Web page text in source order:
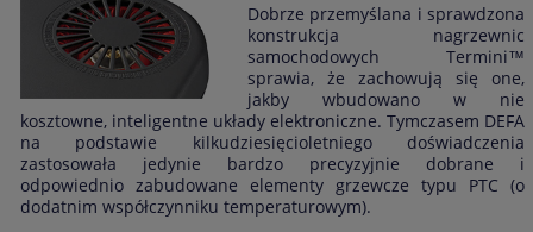
Dobrze przemyślana i sprawdzona
konstrukcja nagrzewnic
samochodowych Termini™
sprawia, że zachowują się one,
jakby wbudowano w nie
kosztowne, inteligentne układy elektroniczne. Tymczasem DEFA
na podstawie kilkudziesięcioletniego doświadczenia
zastosowała jedynie bardzo precyzyjnie dobrane i
odpowiednio zabudowane elementy grzewcze typu PTC (o
dodatnim współczynniku temperaturowym).